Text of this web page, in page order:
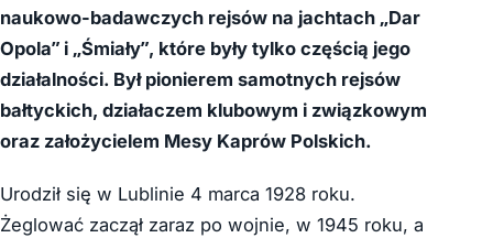
naukowo-badawczych rejsów na jachtach „Dar
Opola” i „Śmiały”, które były tylko częścią jego
działalności. Był pionierem samotnych rejsów
bałtyckich, działaczem klubowym i związkowym
oraz założycielem Mesy Kaprów Polskich.
Urodził się w Lublinie 4 marca 1928 roku.
Żeglować zaczął zaraz po wojnie, w 1945 roku, a